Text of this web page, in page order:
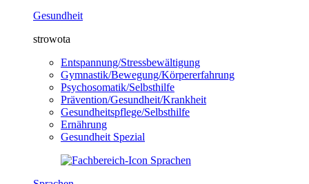
Gesundheit
strowota
Entspannung/Stressbewältigung
Gymnastik/Bewegung/Körpererfahrung
Psychosomatik/Selbsthilfe
Prävention/Gesundheit/Krankheit
Gesundheitspflege/Selbsthilfe
Ernährung
Gesundheit Spezial